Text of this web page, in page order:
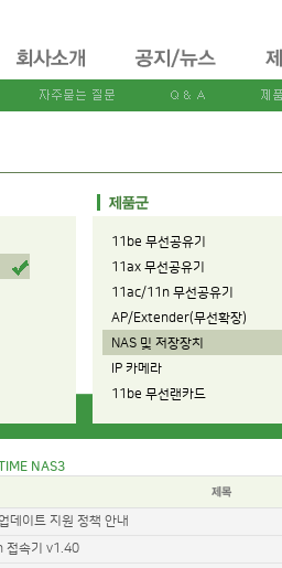
11be 무선공유기
11ax 무선공유기
11ac/11n 무선공유기
AP/Extender(무선확장)
NAS 및 저장장치
IP 카메라
11be 무선랜카드
기가비트 허브
NAS3
데이트 지원 정책 안내
접속기 v1.40